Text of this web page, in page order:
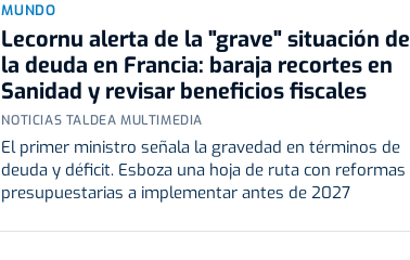
MUNDO
Lecornu alerta de la "grave" situación de
la deuda en Francia: baraja recortes en
Sanidad y revisar beneficios fiscales
NOTICIAS TALDEA MULTIMEDIA
El primer ministro señala la gravedad en términos de
deuda y déficit. Esboza una hoja de ruta con reformas
presupuestarias a implementar antes de 2027